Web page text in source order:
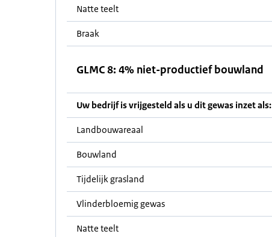
Natte teelt
Braak
GLMC 8: 4% niet-productief bouwland
Uw bedrijf is vrijgesteld als u dit gewas inzet als:
Landbouwareaal
Bouwland
Tijdelijk grasland
Vlinderbloemig gewas
Natte teelt